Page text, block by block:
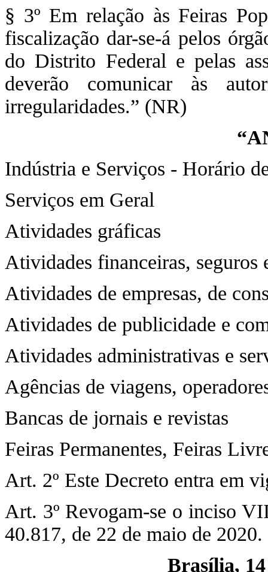
§ 3º Em relação às Feiras
fiscalização dar-se-á pelos
do Distrito Federal e pelas
deverão comunicar às
irregularidades.” (NR)
Indústria e Serviços - Horário
Serviços em Geral
Atividades gráficas
Atividades financeiras, seguros
Atividades de empresas, de
Atividades de publicidade e
Atividades administrativas e
Agências de viagens,
Bancas de jornais e revistas
Feiras Permanentes, Feiras
Art. 2º Este Decreto entra em
Art. 3º Revogam-se o inciso
40.817, de 22 de maio de 2020.
Brasília,